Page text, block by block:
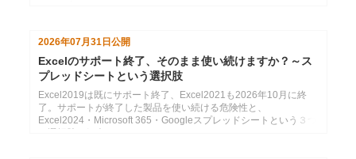
2026年07月31日 公開
Excelのサポート終了、そのまま使い続けますか？～ス
プレッドシートという選択肢
Excel2019は既にサポート終了、Excel2021も2026年10月に終
了。サポートが終了した製品を使い続ける危険性と、
Excel2024・Microsoft 365・Googleスプレッドシートという３つ